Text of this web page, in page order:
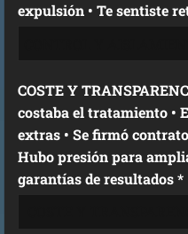
expulsión • Te sentiste
COSTE Y
costaba el tratamiento • El precio incluía todo o había
extras • Se firmó
Hubo presión para
garantías de resultados *